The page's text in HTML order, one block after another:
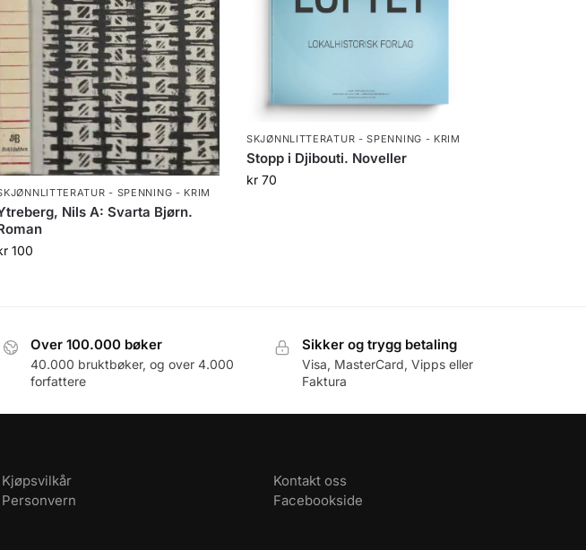
- SPENNING - KRIM
Nils A: Svarta Bjørn.
100
SKJØNNLITTERATUR - SPENNING - KRIM
Stopp i Djibouti. Noveller
kr 70
Over 100.000 bøker
40.000 bruktbøker, og over 4.000
forfattere
Sikker og trygg betaling
Visa, MasterCard, Vipps eller
Faktura
Kjøpsvilkår
Personvern
Kontakt oss
Facebookside